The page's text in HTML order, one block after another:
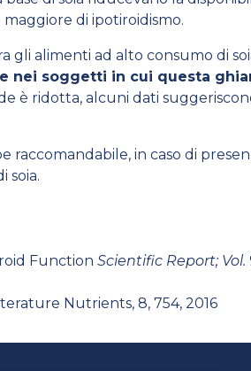
di ipotiroidismo.
gli alimenti ad alto consumo di
nei soggetti in cui questa
è ridotta, alcuni dati
raccomandabile, in caso di
soia.
Function Scientific Report; Vol.
Nutrients, 8, 754, 2016